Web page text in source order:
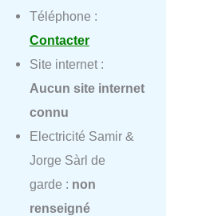
Téléphone :
Contacter
Site internet :
Aucun site internet
connu
Electricité Samir &
Jorge Sàrl de
garde : non
renseigné